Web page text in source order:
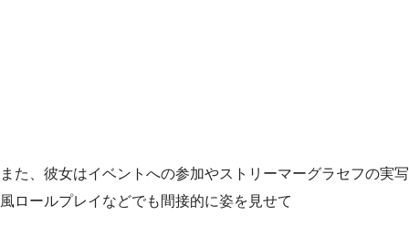
また、彼女はイベントへの参加やストリーマーグラセフの実写
風ロールプレイなどでも間接的に姿を見せて